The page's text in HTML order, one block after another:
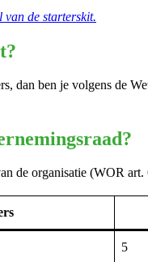
van de starterskit.
dan ben je volgens de
de organisatie (WOR art.
5